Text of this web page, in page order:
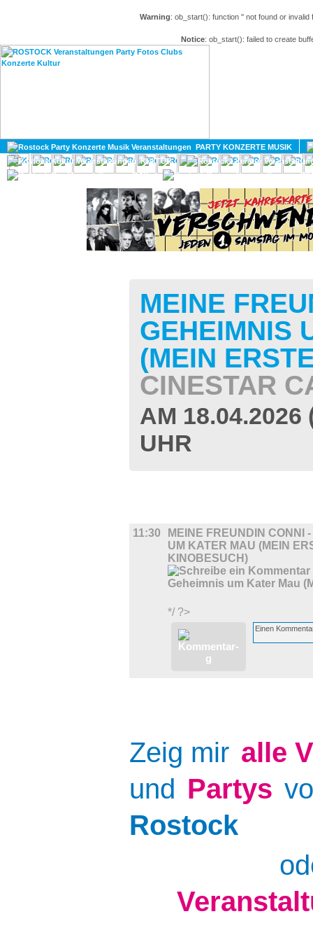
Warning: ob_start(): function '' not found or
Notice: ob_start(): failed to create
PARTY KONZERTE MUSIK
KULTUR
GAY
MEINE
GEHEIMNIS
(MEIN
CINESTAR
AM 18.04.2026
UHR
11:30
MEINE FREUNDIN CONNI
UM KATER MAU (MEIN
KINOBESUCH)
*/ ?>
Zeig mir alle
und Partys
Rostock